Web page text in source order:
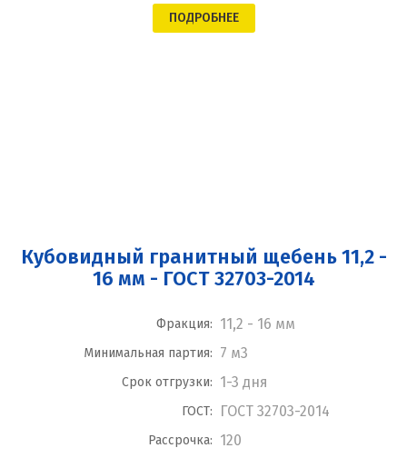
ПОДРОБНЕЕ
Кубовидный гранитный щебень 11,2 -
16 мм - ГОСТ 32703-2014
Фракция: 11,2 - 16 мм
Минимальная партия: 7 м3
Срок отгрузки: 1-3 дня
ГОСТ: ГОСТ 32703-2014
Рассрочка: 120